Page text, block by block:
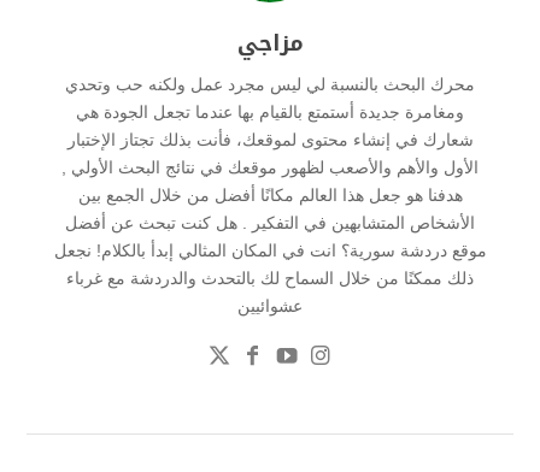
مزاجي
محرك البحث بالنسبة لي ليس مجرد عمل ولكنه حب وتحدي
ومغامرة جديدة أستمتع بالقيام بها عندما تجعل الجودة هي
شعارك في إنشاء محتوى لموقعك، فأنت بذلك تجتاز الإختبار
الأول والأهم والأصعب لظهور موقعك في نتائج البحث الأولي ,
هدفنا هو جعل هذا العالم مكانًا أفضل من خلال الجمع بين
الأشخاص المتشابهين في التفكير . هل كنت تبحث عن أفضل
موقع دردشة سورية؟ انت في المكان المثالي إبدأ بالكلام! نجعل
ذلك ممكنًا من خلال السماح لك بالتحدث والدردشة مع غرباء
عشوائيين